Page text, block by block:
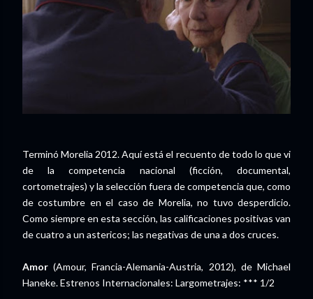
Terminó Morelia 2012. Aquí está el recuento de todo lo que vi
de la competencia nacional (ficción, documental,
cortometrajes) y la selección fuera de competencia que, como
de costumbre en el caso de Morelia, no tuvo desperdicio.
Como siempre en esta sección, las calificaciones positivas van
de cuatro a un astericos; las negativas de una a dos cruces.
Amor(Amour, Francia-Alemania-Austria, 2012), de Michael
Haneke. Estrenos Internacionales: Largometrajes: *** 1/2